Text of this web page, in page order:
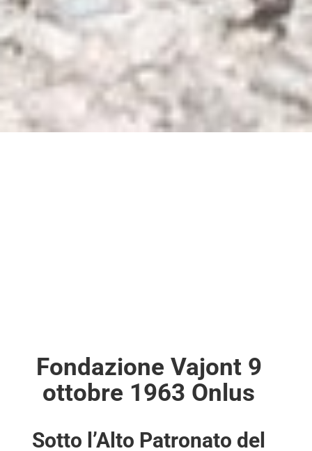
Fondazione Vajont 9
ottobre 1963 Onlus
Sotto l’Alto Patronato del